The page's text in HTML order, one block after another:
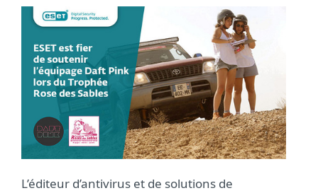
L’éditeur d’antivirus et de solutions de